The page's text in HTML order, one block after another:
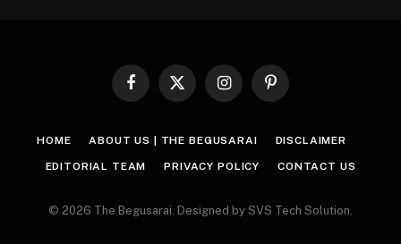
Facebook
X
InstagramPinterest
HOME ABOUT US | THE BEGUSARAI DISCLAIMER
EDITORIAL TEAM PRIVACY POLICY CONTACT US
© 2026 The Begusarai. Designed by SVS Tech Solution.